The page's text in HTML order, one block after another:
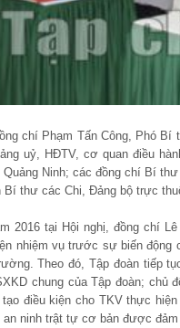
chí Phạm Tấn Công, Phó
uỷ, HĐTV, cơ quan điều
Ninh; các đồng chí Bí
Bí thư các Chi, Đảng bộ trực
2016 tại Hội nghị, đồng chí
nhiệm vụ trước sự biến
Theo đó, Tập đoàn tiếp
chung của Tập đoàn; chủ
điều kiện cho TKV thực
an ninh trật tự cơ bản được